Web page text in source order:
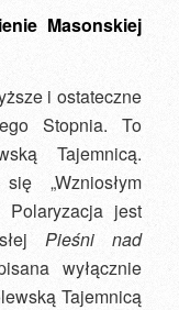
Masonskiej
i ostateczne
Stopnia. To
Tajemnicą.
„Wzniosłym
Polaryzacja jest
Pieśni nad
wyłącznie
Tajemnicą